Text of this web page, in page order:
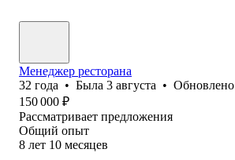
Менеджер ресторана
32 года • Была 3 августа • Обновлено
150 000 ₽
Рассматривает предложения
Общий опыт
8 лет 10 месяцев